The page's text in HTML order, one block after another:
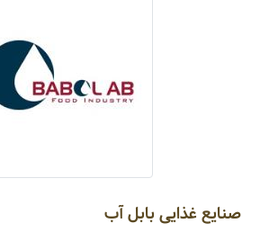
صنایع غذایی بابل آب